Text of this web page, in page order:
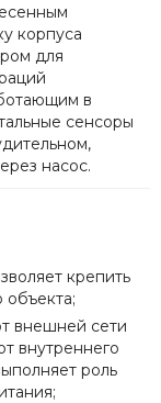
корпуса
для
в
сенсоры
насос.
крепить
внешней сети
внутреннего
роль